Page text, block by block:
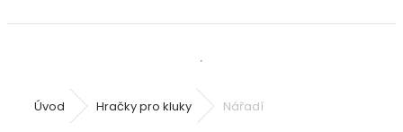
Úvod Hračky pro kluky Nářadí